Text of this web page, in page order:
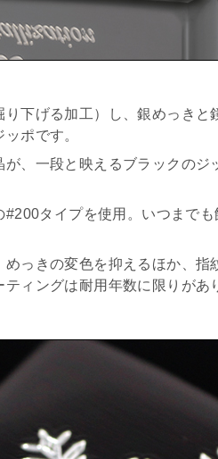
下げる加工）し、銀めっきと
ポです。
、一段と映えるブラックのジ
タイプを使用。いつまで
っきの変色を抑えるほか、
ィングは耐用年数に限りがあ